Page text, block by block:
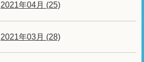
2021年04月 (25)
2021年03月 (28)